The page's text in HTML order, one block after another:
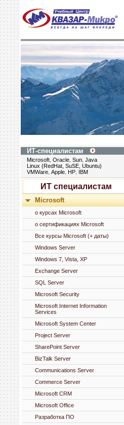
ИТ-специалистам
Microsoft Oracle Sun Java
Linux (RedHat, SuSE, Ubuntu)
VMWare Apple HP IBM
ИТ специалистам
Microsoft
о курсах Microsoft
о сертификациях Microsoft
Все курсы Microsoft (+ даты)
Windows Server
Windows 7, Vista, XP
Exchange Server
SQL Server
Microsoft Security
Microsoft Internet Information
Services
Microsoft System Center
Project Server
SharePoint Server
BizTalk Server
Communications Server
Commerce Server
Microsoft CRM
Microsoft Office
Разработка ПО